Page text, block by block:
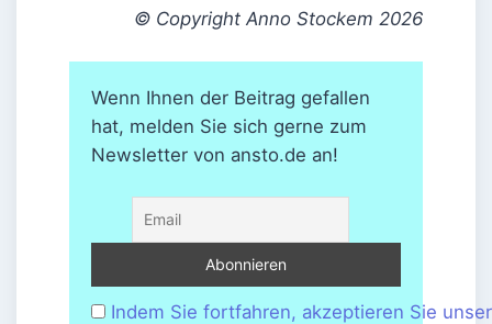
© Copyright Anno Stockem 2026
Wenn Ihnen der Beitrag gefallen
hat, melden Sie sich gerne zum
Newsletter von ansto.de an!
Indem Sie fortfahren, akzeptieren Sie